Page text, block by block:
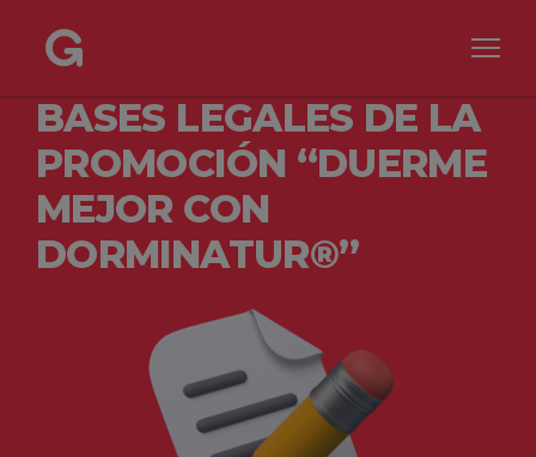
BASES LEGALES DE LA
PROMOCIÓN “DUERME
MEJOR CON
DORMINATUR®”